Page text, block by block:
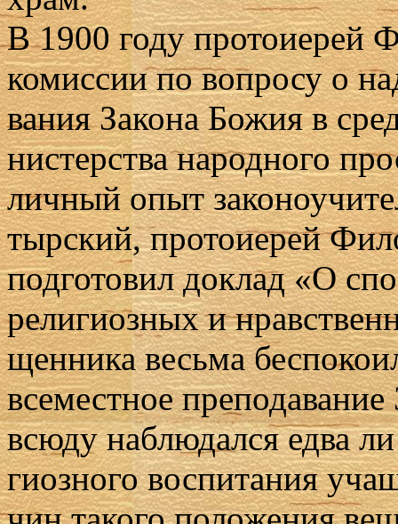
В 1900 го­ду про­то­и­е­рей
ко­мис­сии по во­про­су о
ва­ния За­ко­на Бо­жия в
ни­стер­ства на­род­но­го
лич­ный опыт
тыр­ский, про­то­и­е­рей
под­го­то­вил до­клад «О
ре­ли­ги­оз­ных и
щен­ни­ка весь­ма
все­мест­ное
всю­ду на­блю­дал­ся ед­ва
ги­оз­но­го вос­пи­та­ния